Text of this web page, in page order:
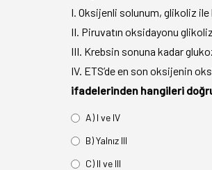
I. Oksijenli solunum, glikoliz ile
II. Piruvatın oksidayonu
III. Krebsin sonuna kadar
IV. ETS’de en son oksijenin
ifadelerinden hangileri
A) I ve IV
B) Yalnız III
C) II ve III